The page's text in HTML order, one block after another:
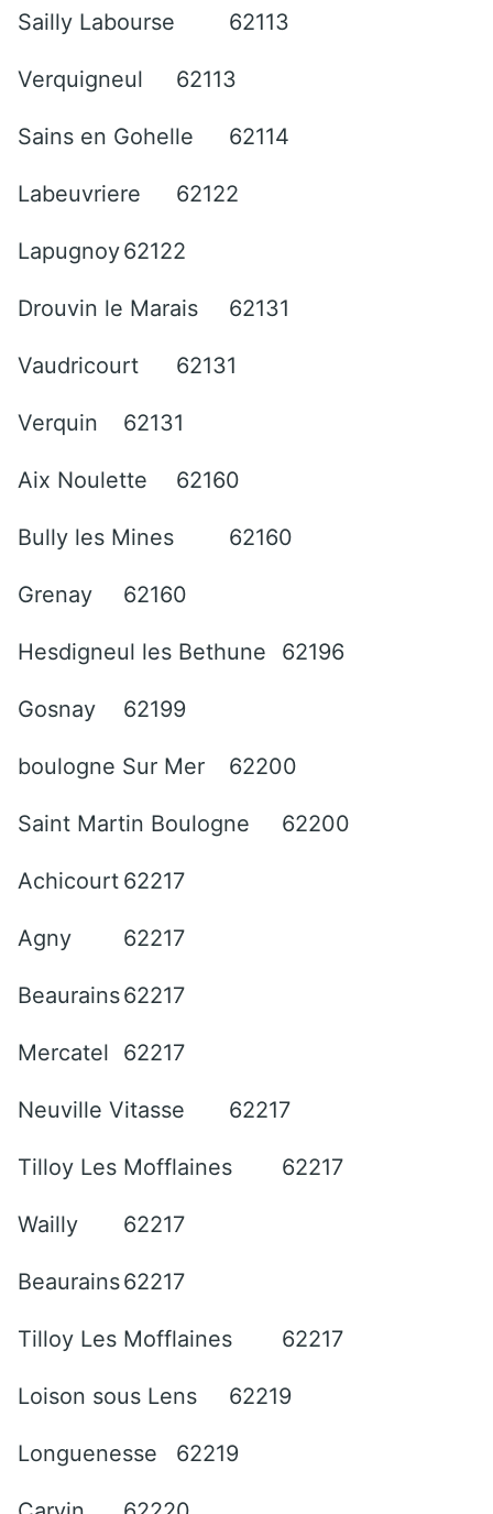
Sailly Labourse 62113
Verquigneul 62113
Sains en Gohelle 62114
Labeuvriere 62122
Lapugnoy62122
Drouvin le Marais 62131
Vaudricourt 62131
Verquin 62131
Aix Noulette 62160
Bully les Mines 62160
Grenay 62160
Hesdigneul les Bethune 62196
Gosnay 62199
boulogne Sur Mer 62200
Saint Martin Boulogne 62200
Achicourt 62217
Agny 62217
Beaurains62217
Mercatel 62217
Neuville Vitasse 62217
Tilloy Les Mofflaines 62217
Wailly 62217
Beaurains62217
Tilloy Les Mofflaines 62217
Loison sous Lens 62219
Longuenesse 62219